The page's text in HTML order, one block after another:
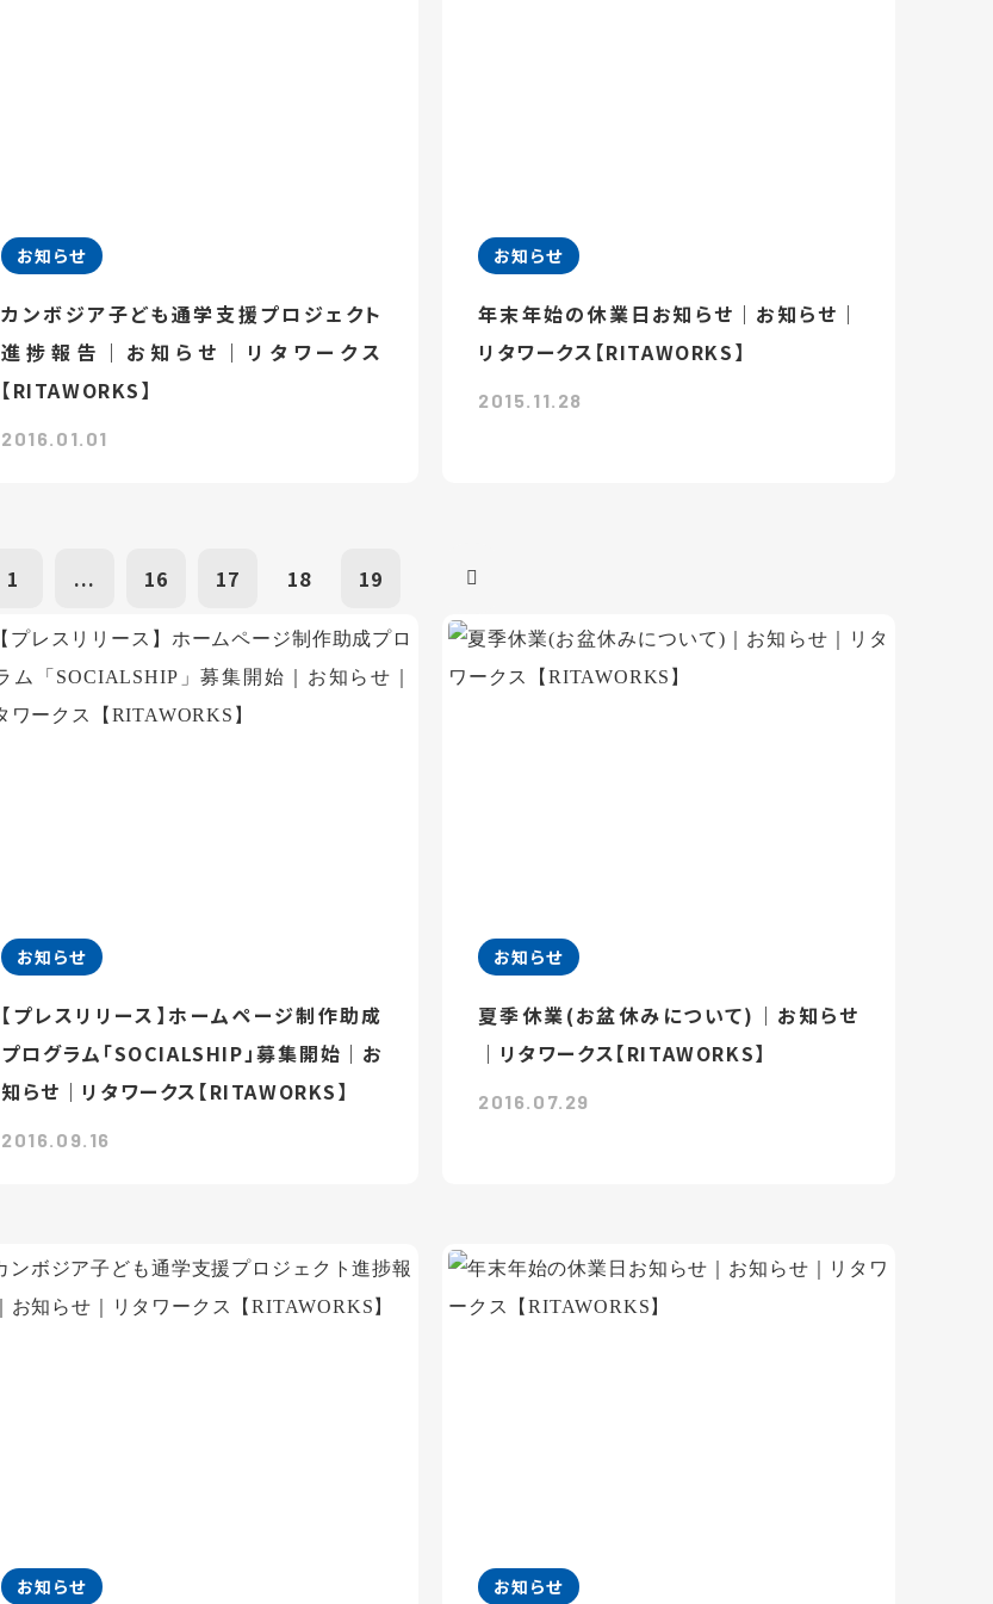
お知らせ
カンボジア子ども通学支援プロジェクト
進捗報告｜お知らせ｜リタワークス
【RITAWORKS】
2016.01.01
お知らせ
年末年始の休業日お知らせ｜お知らせ｜
リタワークス【RITAWORKS】
2015.11.28
1 ... 16 17 18 19
お知らせ
【プレスリリース】ホームページ制作助成
プログラム「SOCIALSHIP」募集開始｜お
知らせ｜リタワークス【RITAWORKS】
2016.09.16
お知らせ
夏季休業(お盆休みについて)｜お知らせ
｜リタワークス【RITAWORKS】
2016.07.29
お知らせ お知らせ